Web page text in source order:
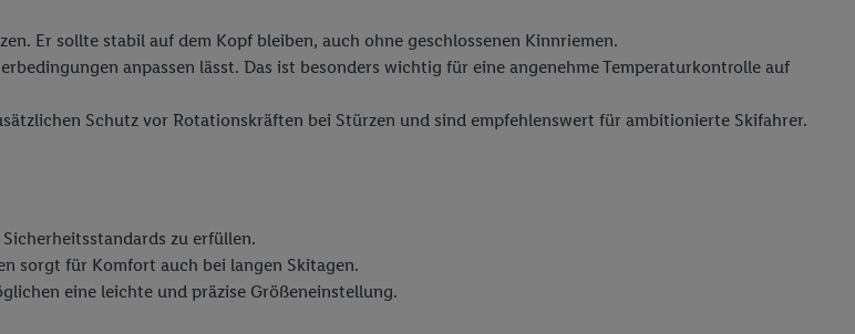
Er sollte stabil auf dem Kopf bleiben, auch ohne geschlossenen Kinnriemen.
anpassen lässt. Das ist besonders wichtig für eine angenehme Temperaturkontrolle auf
Schutz vor Rotationskräften bei Stürzen und sind empfehlenswert für ambitionierte Skifahrer.
zu erfüllen.
sorgt für Komfort auch bei langen Skitagen.
eine leichte und präzise Größeneinstellung.